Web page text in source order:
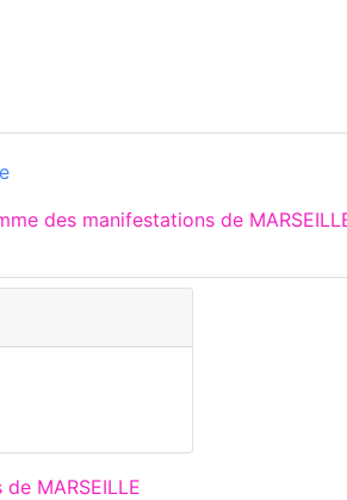
des manifestations de
MARSEILLE